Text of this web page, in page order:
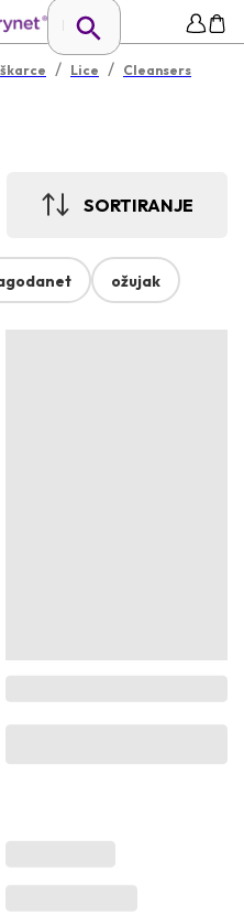
/ Lice / Cleansers
SORTIRANJE
ožujak